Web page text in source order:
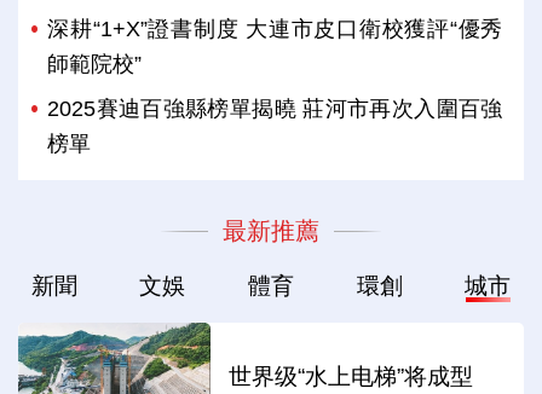
深耕“1+X”證書制度 大連市皮口衛校獲評“優秀
師範院校”
2025賽迪百強縣榜單揭曉 莊河市再次入圍百強
榜單
最新推薦
新聞 文娛 體育 環創 城市
世界级“水上电梯”将成型